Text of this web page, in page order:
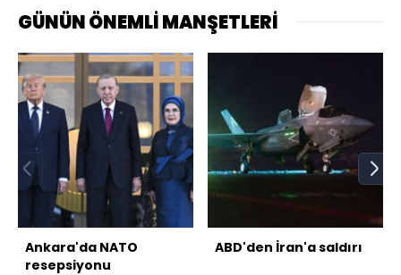
GÜNÜN ÖNEMLİ MANŞETLERİ
Ankara'da NATO
resepsiyonu
ABD'den İran'a saldırı